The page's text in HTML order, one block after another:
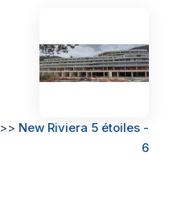
>> New Riviera 5 étoiles -
6